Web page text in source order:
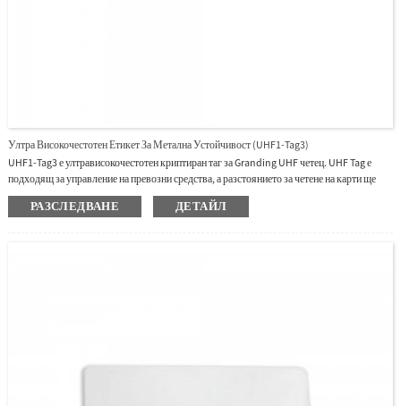
Ултра Високочестотен Етикет За Метална Устойчивост (UHF1-Tag3)
UHF1-Tag3 е ултрависокочестотен криптиран таг за Granding UHF четец. UHF Tag е
подходящ за управление на превозни средства, а разстоянието за четене на карти ще
бъде до 10 метра за UHF1-10E и UHF1-10F в приложения на паркинг.
РАЗСЛЕДВАНЕ ДЕТАЙЛ